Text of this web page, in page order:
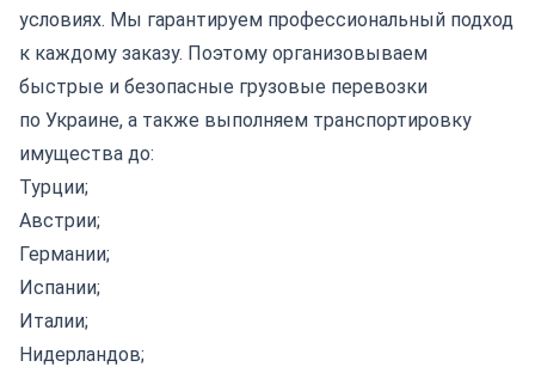
условиях. Мы гарантируем профессиональный подход
к каждому заказу. Поэтому организовываем
быстрые и безопасные грузовые перевозки
по Украине, а также выполняем транспортировку
имущества до:
Турции;
Австрии;
Германии;
Испании;
Италии;
Нидерландов;